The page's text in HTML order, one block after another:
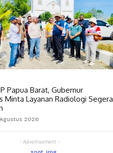
Papua Barat, Gubernur
Minta Layanan Radiologi Segera
2026
- Advertisement -